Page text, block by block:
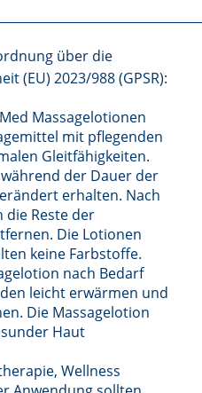
über die
(EU) 2023/988 (GPSR):
Massagelotionen
mit pflegenden
Gleitfähigkeiten.
der Dauer der
erhalten. Nach
die Reste der
Die Lotionen
keine Farbstoffe.
nach Bedarf
leicht erwärmen und
Die Massagelotion
Haut
Wellness